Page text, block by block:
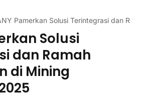
Pamerkan Solusi Terintegrasi dan
Solusi
dan Ramah
di Mining